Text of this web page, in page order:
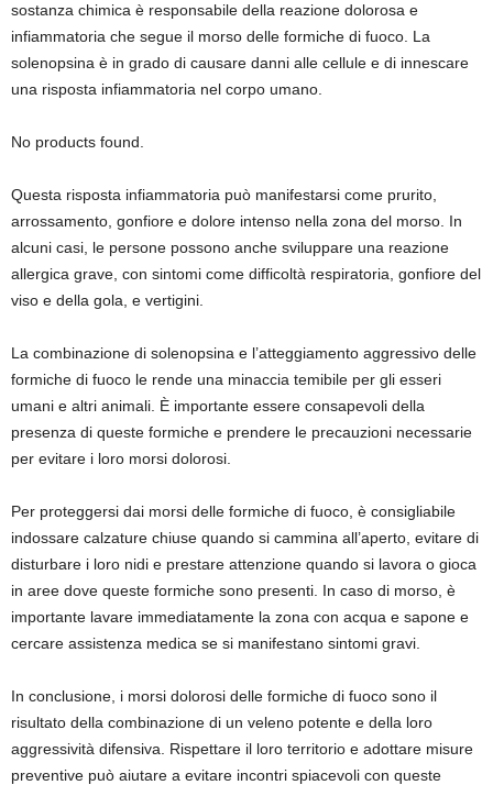
sostanza chimica è responsabile della reazione dolorosa e
infiammatoria che segue il morso delle formiche di fuoco. La
solenopsina è in grado di causare danni alle cellule e di innescare
una risposta infiammatoria nel corpo umano.
No products found.
Questa risposta infiammatoria può manifestarsi come prurito,
arrossamento, gonfiore e dolore intenso nella zona del morso. In
alcuni casi, le persone possono anche sviluppare una reazione
allergica grave, con sintomi come difficoltà respiratoria, gonfiore del
viso e della gola, e vertigini.
La combinazione di solenopsina e l’atteggiamento aggressivo delle
formiche di fuoco le rende una minaccia temibile per gli esseri
umani e altri animali. È importante essere consapevoli della
presenza di queste formiche e prendere le precauzioni necessarie
per evitare i loro morsi dolorosi.
Per proteggersi dai morsi delle formiche di fuoco, è consigliabile
indossare calzature chiuse quando si cammina all’aperto, evitare di
disturbare i loro nidi e prestare attenzione quando si lavora o gioca
in aree dove queste formiche sono presenti. In caso di morso, è
importante lavare immediatamente la zona con acqua e sapone e
cercare assistenza medica se si manifestano sintomi gravi.
In conclusione, i morsi dolorosi delle formiche di fuoco sono il
risultato della combinazione di un veleno potente e della loro
aggressività difensiva. Rispettare il loro territorio e adottare misure
preventive può aiutare a evitare incontri spiacevoli con queste